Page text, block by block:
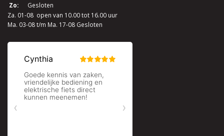
Zo:
Gesloten
Za. 01-08 open van 10.00 tot 16.00 uur
Ma. 03-08 t/m Ma. 17-08 Gesloten